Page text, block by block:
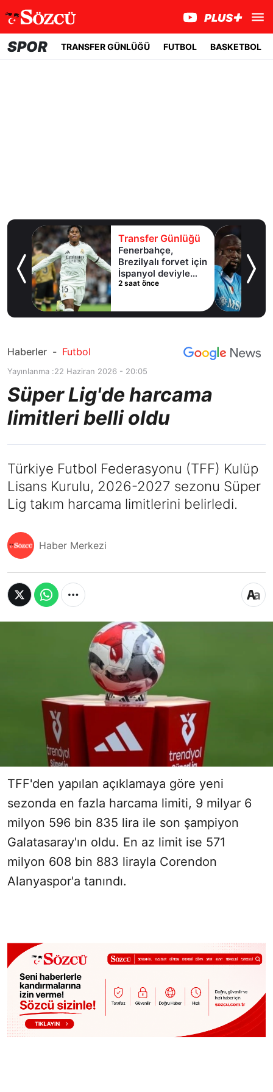
SPOR TRANSFER GÜNLÜĞÜ FUTBOL BASKETBOL
Transfer Günlüğü
Fenerbahçe,
Brezilyalı forvet için
İspanyol deviyle
masaya oturdu!
2 saat önce
Haberler - Futbol
Yayınlanma :22 Haziran 2026 - 20:05
Süper Lig'de harcama
limitleri belli oldu
Türkiye Futbol Federasyonu (TFF) Kulüp
Lisans Kurulu, 2026-2027 sezonu Süper
Lig takım harcama limitlerini belirledi.
Haber Merkezi
TFF'den yapılan açıklamaya göre yeni
sezonda en fazla harcama limiti, 9 milyar 6
milyon 596 bin 835 lira ile son şampiyon
Galatasaray'ın oldu. En az limit ise 571
milyon 608 bin 883 lirayla Corendon
Alanyaspor'a tanındı.